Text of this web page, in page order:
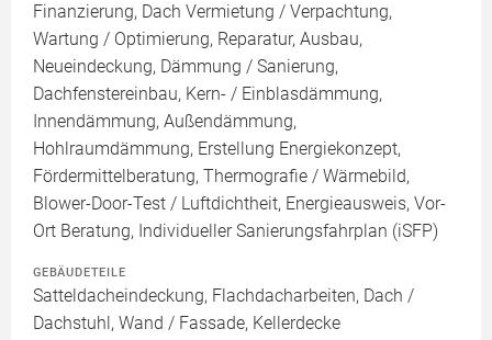
Finanzierung, Dach Vermietung / Verpachtung,
Wartung / Optimierung, Reparatur, Ausbau,
Neueindeckung, Dämmung / Sanierung,
Dachfenstereinbau, Kern- / Einblasdämmung,
Innendämmung, Außendämmung,
Hohlraumdämmung, Erstellung Energiekonzept,
Fördermittelberatung, Thermografie / Wärmebild,
Blower-Door-Test / Luftdichtheit, Energieausweis, Vor-
Ort Beratung, Individueller Sanierungsfahrplan (iSFP)
GEBÄUDETEILE
Satteldacheindeckung, Flachdacharbeiten, Dach /
Dachstuhl, Wand / Fassade, Kellerdecke